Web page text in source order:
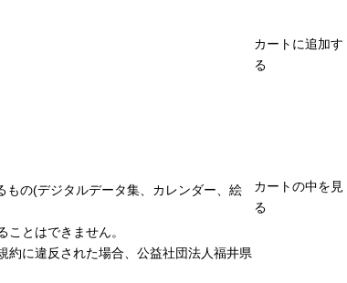
もの(デジタルデータ集、カレンダー、絵
とはできません。
約に違反された場合、公益社団法人福井県
カートに追加す
る
カートの中を見
る